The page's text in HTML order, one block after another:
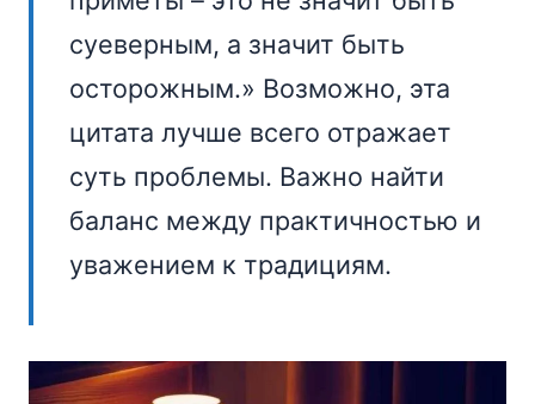
суеверным, а значит быть
осторожным.» Возможно, эта
цитата лучше всего отражает
суть проблемы. Важно найти
баланс между практичностью и
уважением к традициям.